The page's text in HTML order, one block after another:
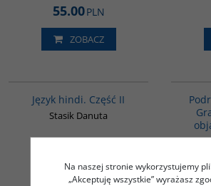
55.00PLN
ZOBACZ
Język hindi. Część II
Stasik Danuta
39.00 PLN
Na naszej stronie wykorzystujemy
„Akceptuję wszystkie” wyrażasz